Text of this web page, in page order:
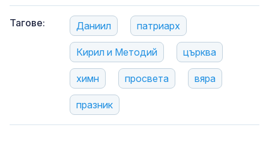
Тагове: Даниил патриарх
Кирил и Методий църква
химн просвета вяра
празник